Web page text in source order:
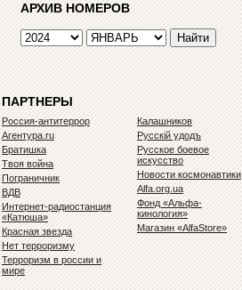
АРХИВ НОМЕРОВ
ПАРТНЕРЫ
Россия-антитеррор
Агентура.ru
Братишка
Твоя война
Пограничник
ВДВ
Интернет-радиостанция
«Катюша»
Красная звезда
Нет терроризму
Терроризм в россии и
мире
Калашников
Русскiй удодъ
Русское боевое
искусство
Новости космонавтики
Alfa.org.ua
Фонд «Альфа-
кинология»
Магазин «AlfaStore»